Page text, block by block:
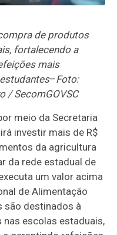
de produtos
fortalecendo a
mais
–Foto:
/ SecomGOVSC
meio da Secretaria
investir mais de R$
da agricultura
da rede estadual de
um valor acima
de Alimentação
são destinados à
escolas estaduais,